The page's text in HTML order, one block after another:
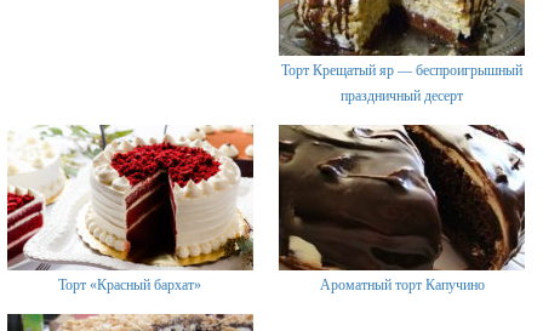
Торт Крещатый яр — беспроигрышный
праздничный десерт
Торт «Красный бархат» Ароматный торт Капучино